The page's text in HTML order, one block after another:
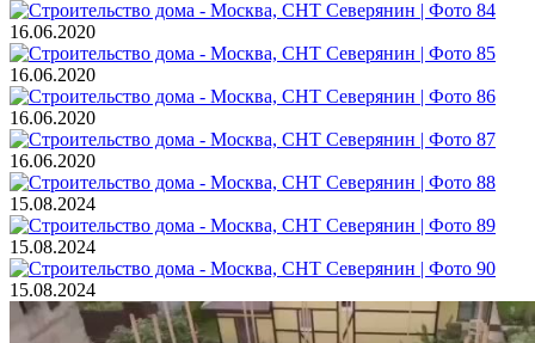
16.06.2020
16.06.2020
16.06.2020
16.06.2020
15.08.2024
15.08.2024
15.08.2024